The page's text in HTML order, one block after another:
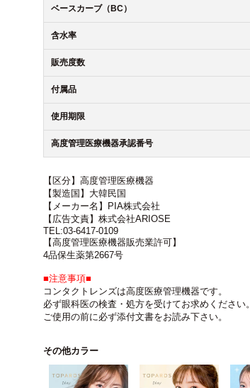
ベースカーブ（BC）
含水率
販売度数
付属品
使用期限
高度管理医療機器承認番号
【区分】高度管理医療機器
【製造国】大韓民国
【メーカー名】PIA株式会社
【広告文責】株式会社ARIOSE
TEL:03-6417-0109
【高度管理医療機器販売業許可】
4品保生薬第2667号
■注意事項■
コンタクトレンズは高度医療管理機器です。
必ず眼科医の検査・処方を受けてお求めください。
ご使用の前に必ず添付文書をお読み下さい。
その他カラー